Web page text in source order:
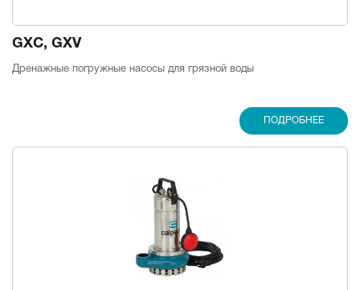
GXC, GXV
Дренажные погружные насосы для грязной воды
ПОДРОБНЕЕ